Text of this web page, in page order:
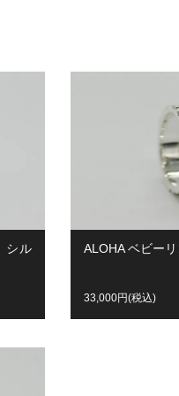
シル ALOHA ベビー
33,000円(税込)